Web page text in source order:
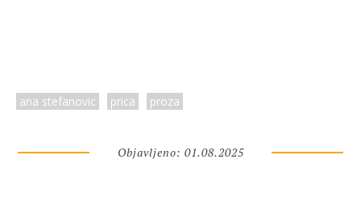
ana stefanovic prica proza
Objavljeno: 01.08.2025